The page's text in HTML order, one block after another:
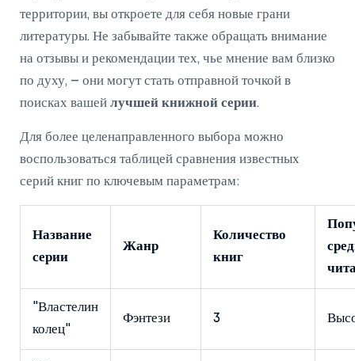
территории, вы откроете для себя новые грани
литературы. Не забывайте также обращать внимание
на отзывы и рекомендации тех, чье мнение вам близко
по духу, – они могут стать отправной точкой в
поисках вашей лучшей книжной серии.
Для более целенаправленного выбора можно
воспользоваться таблицей сравнения известных
серий книг по ключевым параметрам:
Название
серии
Жанр
Количество
книг
"Властелин
колец"
Фэнтези 3